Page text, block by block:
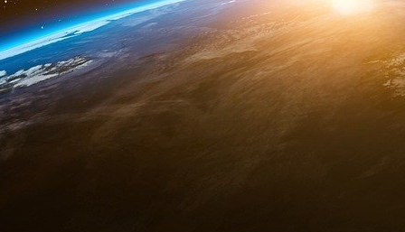
27 janvier.
Cela fait plusieurs jours que Saber
rencontrer des homologues algériens du
n’a pas de nouvelles de son contact en
algérienne du GSPC. Noureddine, son